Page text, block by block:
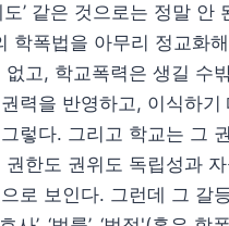
도’ 같은 것으로는 정말 안
학폭법을 아무리 정교화
없고, 학교폭력은 생길 수
력을 반영하고, 이식하기
렇다. 그리고 학교는 그
권한도 권위도 독립성과
로 보인다. 그런데 그 갈